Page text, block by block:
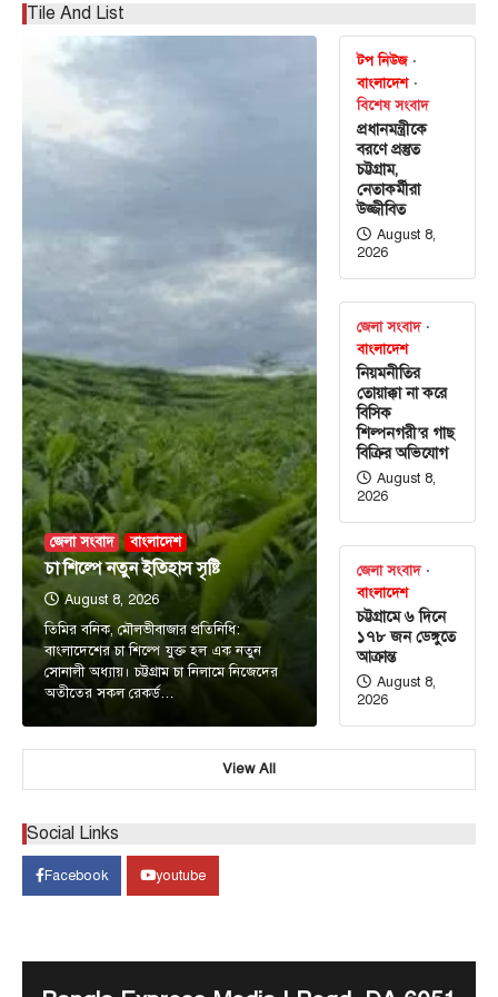
Tile And List
জেলা সংবাদ বাংলাদেশ
চা শিল্পে নতুন ইতিহাস সৃষ্টি
August 8, 2026
তিমির বনিক, মৌলভীবাজার প্রতিনিধি:
বাংলাদেশের চা শিল্পে যুক্ত হল এক নতুন
সোনালী অধ্যায়। চট্টগ্রাম চা নিলামে নিজেদের
অতীতের সকল রেকর্ড…
টপ নিউজ
বাংলাদেশ
বিশেষ সংবাদ
প্রধানমন্ত্রীকে
বরণে প্রস্তুত
চট্টগ্রাম,
নেতাকর্মীরা
উজ্জীবিত
August 8,
2026
জেলা সংবাদ
বাংলাদেশ
নিয়মনীতির
তোয়াক্কা না করে
বিসিক
শিল্পনগরী’র গাছ
বিক্রির অভিযোগ
August 8,
2026
জেলা সংবাদ
বাংলাদেশ
চট্টগ্রামে ৬ দিনে
১৭৮ জন ডেঙ্গুতে
আক্রান্ত
August 8,
2026
View All
Social Links
Facebook youtube
আন্তর্জাতিক
সৌদি, তুরস্ক ও পাকিস্তানের মধ্যে প্রতিরক্ষা চুক্তি